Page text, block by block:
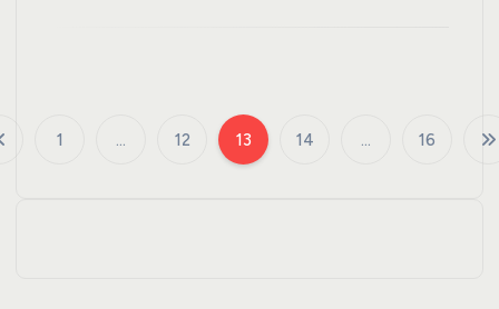
П
1 … 12 13 14 … 16